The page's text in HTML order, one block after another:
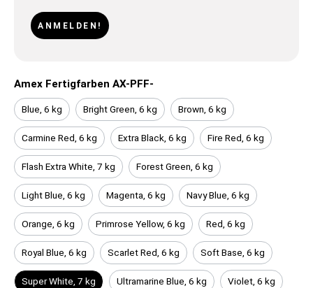
ANMELDEN!
Amex Fertigfarben AX-PFF-
Blue, 6 kg Bright Green, 6 kg Brown, 6 kg
Carmine Red, 6 kg Extra Black, 6 kg Fire Red, 6 kg
Flash Extra White, 7 kg Forest Green, 6 kg
Light Blue, 6 kg Magenta, 6 kg Navy Blue, 6 kg
Orange, 6 kg Primrose Yellow, 6 kg Red, 6 kg
Royal Blue, 6 kg Scarlet Red, 6 kg Soft Base, 6 kg
Super White, 7 kg Ultramarine Blue, 6 kg Violet, 6 kg